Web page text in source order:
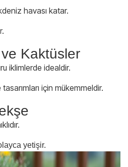
havası katar.
Kaktüsler
iklimlerde idealdir.
için mükemmeldir.
yetişir.